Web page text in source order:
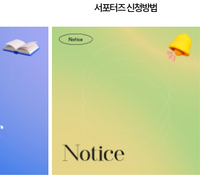
서포터즈 신청방법